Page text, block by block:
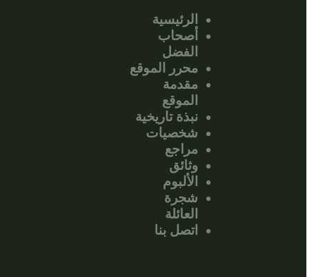
الرئيسية
أصحاب
الفضل
محرر الموقع
مقدمة
الموقع
نبذة تاريخية
شخصيات
مراجع
وثائق
الألبوم
شجرة
العائلة
اتصل بنا